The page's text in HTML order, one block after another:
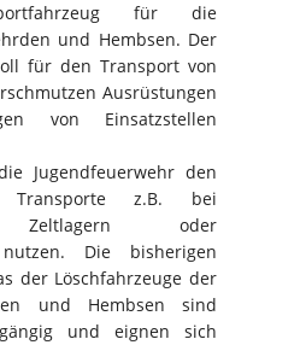
für die
und Hembsen. Der
für den Transport von
Ausrüstungen
von Einsatzstellen
Jugendfeuerwehr den
z.B. bei
Zeltlagern oder
Die bisherigen
der Löschfahrzeuge der
und Hembsen sind
und eignen sich